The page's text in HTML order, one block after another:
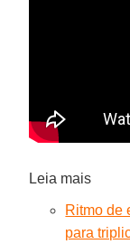
Leia mais
Ritmo de
para